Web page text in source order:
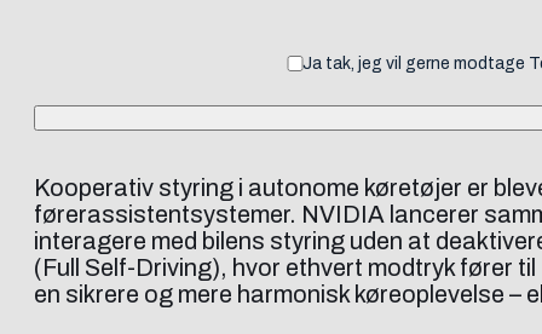
Ja tak, jeg vil gerne modtage
Kooperativ styring i autonome køretøjer er
førerassistentsystemer. NVIDIA lancerer
interagere med bilens styring uden at
(Full Self-Driving), hvor ethvert modtryk fører
en sikrere og mere harmonisk køreoplevelse –